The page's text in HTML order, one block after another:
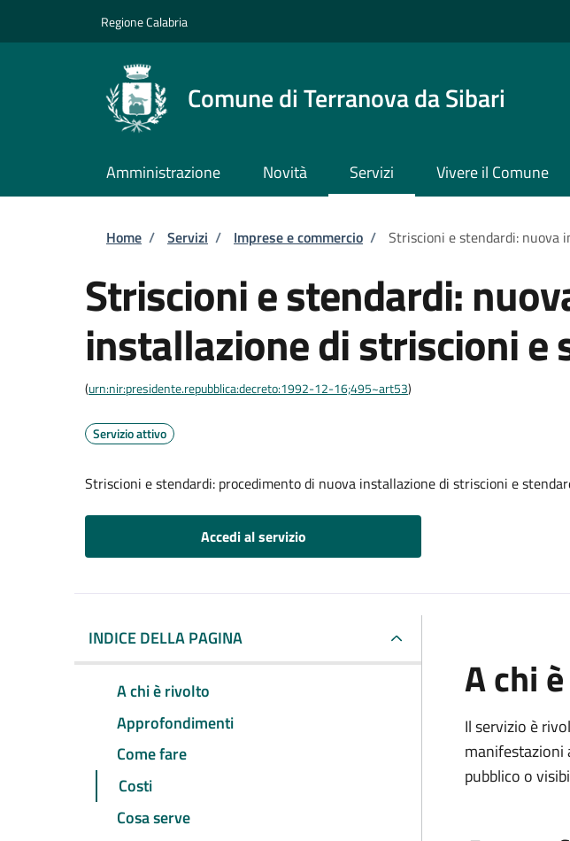
Regione Calabria
Comune di Terranova da Sibari
Amministrazione Novità Servizi Vivere il Comune
Briciole di pane
Home / Servizi / Imprese e commercio / Striscioni e stendardi: nuova
Striscioni e stendardi:
installazione di striscioni e
(urn:nir:presidente.repubblica:decreto:1992-12-16;495~art53)
Servizio attivo
Striscioni e stendardi: procedimento di nuova installazione di striscioni e
Accedi al servizio
INDICE DELLA PAGINA
A chi è rivolto
Approfondimenti
Come fare
Costi
Cosa serve
A chi
Il servizio è
manifestazioni
pubblico o